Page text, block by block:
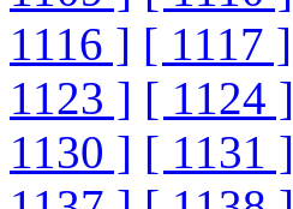
1116 ] [ 1117 ]
1123 ] [ 1124 ]
1130 ] [ 1131 ]